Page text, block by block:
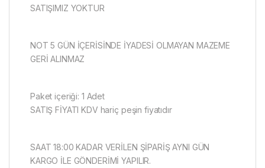
SATIŞIMIZ YOKTUR
NOT 5 GÜN İÇERİSİNDE İYADESİ OLMAYAN MAZEME
GERİ ALINMAZ
Paket içeriği: 1 Adet
SATIŞ FİYATI KDV hariç peşin fiyatıdır
SAAT 18:00 KADAR VERİLEN ŞİPARİŞ AYNI GÜN
KARGO İLE GÖNDERİMİ YAPILIR.